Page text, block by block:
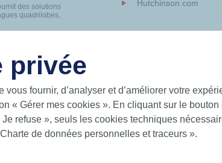
des solutions
quadrilobes,
Hutchinson.com
Charte de Protection des Données Personnelles
privée
fournir, d’analyser et d’améliorer votre
« Gérer mes cookies ». En cliquant sur le
refuse », seuls les cookies techniques
de données personnelles et traceurs ».